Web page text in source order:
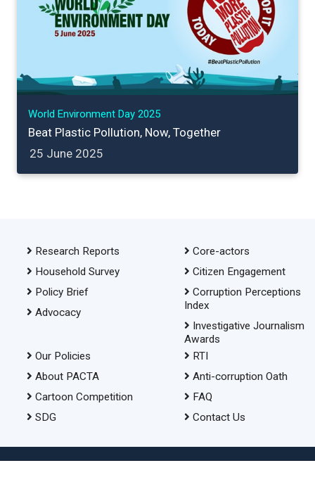
World Environment Day 2025
Beat Plastic Pollution, Now, Together
25 June 2025
Research Reports
Household Survey
Policy Brief
Advocacy
Core-actors
Citizen Engagement
Corruption Perceptions
Index
Investigative Journalism
Awards
Our Policies
About PACTA
Cartoon Competition
SDG
RTI
Anti-corruption Oath
FAQ
Contact Us